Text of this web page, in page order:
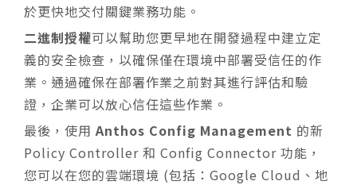
於更快地交付關鍵業務功能。
二進制授權可以幫助您更早地在開發過程中建立定
義的安全檢查，以確保僅在環境中部署受信任的作
業。通過確保在部署作業之前對其進行評估和驗
證，企業可以放心信任這些作業。
最後，使用Anthos Config Management 的新
Policy Controller 和 Config Connector 功能，
您可以在您的雲端環境 (包括：Google Cloud、地